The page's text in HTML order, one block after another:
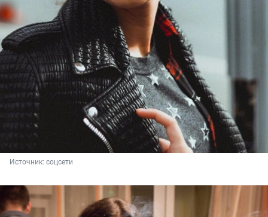
Источник: соцсети